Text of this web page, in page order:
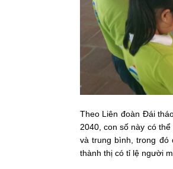
Theo Liên đoàn Đái
2040, con số này có
và trung bình, trong đó
thành thị có tỉ lệ người